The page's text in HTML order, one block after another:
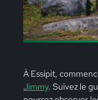
ÀEssipit,
Jimmy. Suivez le